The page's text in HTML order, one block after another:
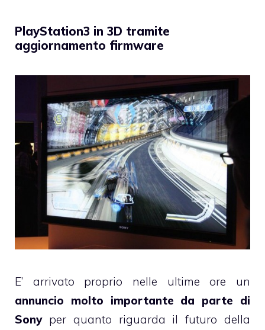
PlayStation3 in 3D tramite
aggiornamento firmware
E’ arrivato proprio nelle ultime ore un
annuncio molto importante da parte di
Sonyper quanto riguarda il futuro della